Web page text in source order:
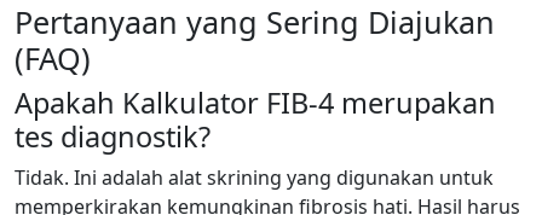
Pertanyaan yang Sering Diajukan
(FAQ)
Apakah Kalkulator FIB-4 merupakan
tes diagnostik?
Tidak. Ini adalah alat skrining yang digunakan untuk
memperkirakan kemungkinan fibrosis hati. Hasil harus